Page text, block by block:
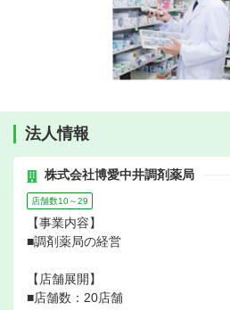
法人情報
株式会社博愛中井調剤薬局
店舗数10～29
【事業内容】
■調剤薬局の経営
【店舗展開】
■店舗数：20店舗